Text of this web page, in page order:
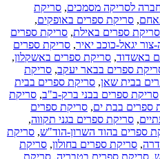
לסריקה מסמכים, סריקת
, סריקת ספרים באופקים,
סריקת ספרים באילת, סריקת ספרים
יגאל-כוכב יאיר, סריקת ספרים
באשדוד, סריקת ספרים באשקלון,
ספרים בבאר יעקב, סריקת
בבית שאן, סריקת ספרים בבית
סריקת ספרים בבני ברק-ב"ב, סריקת
ספרים בבת ים, סריקת ספרים
, סריקת ספרים בגני תקווה,
ספרים בהוד השרון-הוד"ש, סריקת
, סריקת ספרים בחולון, סריקת
, סריקת ספרים בטבריה, סריקת